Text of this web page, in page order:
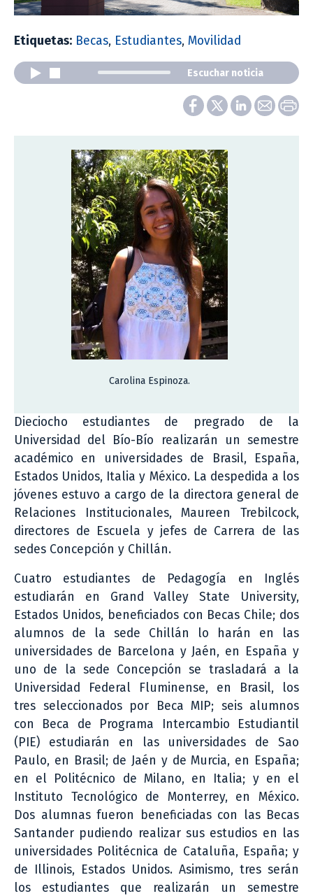
Etiquetas: Becas, Estudiantes, Movilidad
Escuchar noticia
Carolina Espinoza.
Dieciocho estudiantes de pregrado de la
Universidad del Bío-Bío realizarán un semestre
académico en universidades de Brasil, España,
Estados Unidos, Italia y México. La despedida a los
jóvenes estuvo a cargo de la directora general de
Relaciones Institucionales, Maureen Trebilcock,
directores de Escuela y jefes de Carrera de las
sedes Concepción y Chillán.
Cuatro estudiantes de Pedagogía en Inglés
estudiarán en Grand Valley State University,
Estados Unidos, beneficiados con Becas Chile; dos
alumnos de la sede Chillán lo harán en las
universidades de Barcelona y Jaén, en España y
uno de la sede Concepción se trasladará a la
Universidad Federal Fluminense, en Brasil, los
tres seleccionados por Beca MIP; seis alumnos
con Beca de Programa Intercambio Estudiantil
(PIE) estudiarán en las universidades de Sao
Paulo, en Brasil; de Jaén y de Murcia, en España;
en el Politécnico de Milano, en Italia; y en el
Instituto Tecnológico de Monterrey, en México.
Dos alumnas fueron beneficiadas con las Becas
Santander pudiendo realizar sus estudios en las
universidades Politécnica de Cataluña, España; y
de Illinois, Estados Unidos. Asimismo, tres serán
los estudiantes que realizarán un semestre